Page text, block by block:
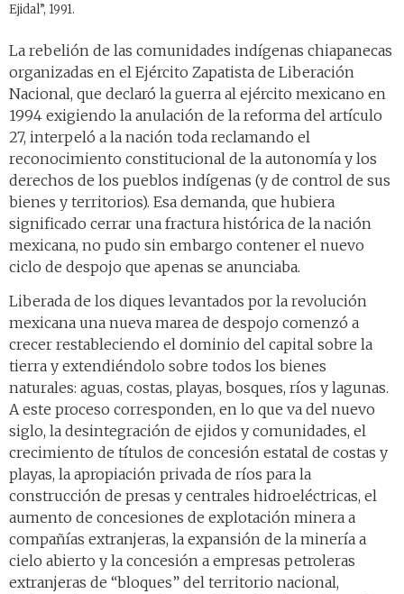
Ejidal”, 1991.
La rebelión de las comunidades indígenas chiapanecas
organizadas en el Ejército Zapatista de Liberación
Nacional, que declaró la guerra al ejército mexicano en
1994 exigiendo la anulación de la reforma del artículo
27, interpeló a la nación toda reclamando el
reconocimiento constitucional de la autonomía y los
derechos de los pueblos indígenas (y de control de sus
bienes y territorios). Esa demanda, que hubiera
significado cerrar una fractura histórica de la nación
mexicana, no pudo sin embargo contener el nuevo
ciclo de despojo que apenas se anunciaba.
Liberada de los diques levantados por la revolución
mexicana una nueva marea de despojo comenzó a
crecer restableciendo el dominio del capital sobre la
tierra y extendiéndolo sobre todos los bienes
naturales: aguas, costas, playas, bosques, ríos y lagunas.
A este proceso corresponden, en lo que va del nuevo
siglo, la desintegración de ejidos y comunidades, el
crecimiento de títulos de concesión estatal de costas y
playas, la apropiación privada de ríos para la
construcción de presas y centrales hidroeléctricas, el
aumento de concesiones de explotación minera a
compañías extranjeras, la expansión de la minería a
cielo abierto y la concesión a empresas petroleras
extranjeras de “bloques” del territorio nacional,